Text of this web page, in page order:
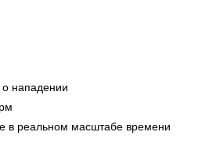
о нападении
в реальном масштабе времени